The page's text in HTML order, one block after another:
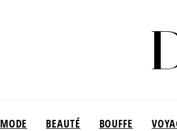
MODE BEAUTÉ BOUFFE